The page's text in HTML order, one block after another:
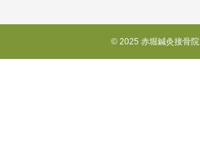
© 2025 赤堀鍼灸接骨院